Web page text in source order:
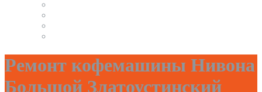
Ремонт кофемашины Нивона
Большой Златоустинский